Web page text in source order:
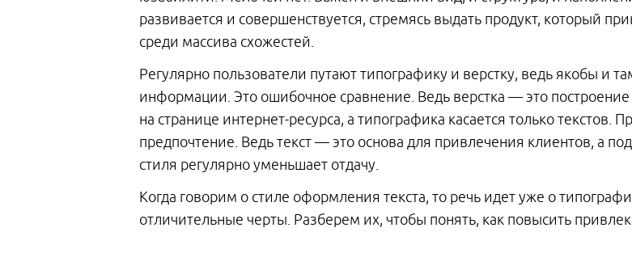
развивается и совершенствуется, стремясь выдать продукт, который
среди массива схожестей.
Регулярно пользователи путают типографику и верстку, ведь якобы и
информации. Это ошибочное сравнение. Ведь верстка — это построение
на странице интернет-ресурса, а типографика касается только
предпочтение. Ведь текст — это основа для привлечения клиентов, а
стиля регулярно уменьшает отдачу.
Когда говорим о стиле оформления текста, то речь идет уже о
отличительные черты. Разберем их, чтобы понять, как повысить